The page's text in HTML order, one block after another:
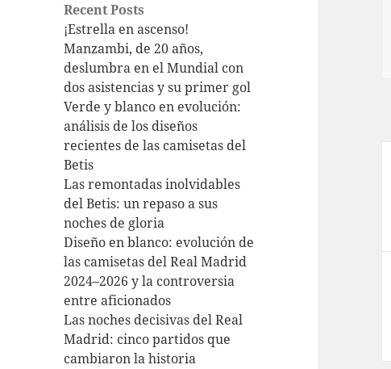
Recent Posts
¡Estrella en ascenso!
Manzambi, de 20 años,
deslumbra en el Mundial con
dos asistencias y su primer gol
Verde y blanco en evolución:
análisis de los diseños
recientes de las camisetas del
Betis
Las remontadas inolvidables
del Betis: un repaso a sus
noches de gloria
Diseño en blanco: evolución de
las camisetas del Real Madrid
2024–2026 y la controversia
entre aficionados
Las noches decisivas del Real
Madrid: cinco partidos que
cambiaron la historia